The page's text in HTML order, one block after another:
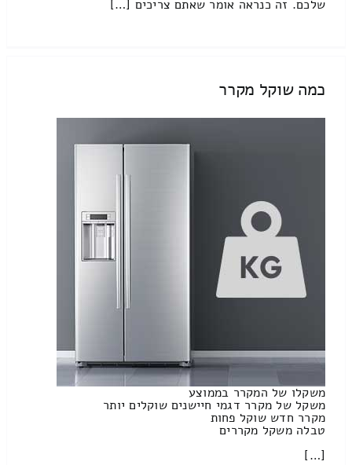
שלכם. זה כנראה אומר שאתם צריכים […]
כמה שוקל מקרר
משקלו של המקרר בממוצע
משקל של מקרר דגמי חיישנים שוקלים יותר
מקרר חדש שוקל פחות
טבלה משקל מקררים
[…]